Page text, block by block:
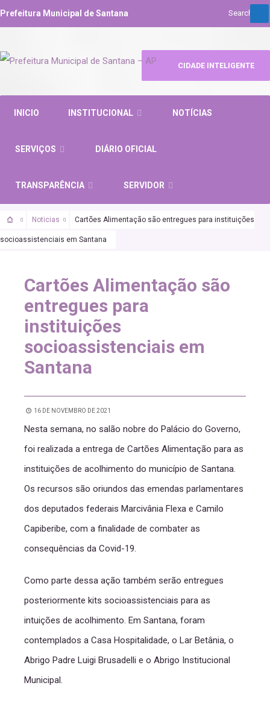
Prefeitura Municipal de Santana
INICIO INSTITUCIONAL NOTÍCIAS
SERVIÇOS DIÁRIO OFICIAL
TRANSPARÊNCIA SERVIDOR
CIDADE INTELIGENTE
Noticias Cartões Alimentação são entregues para instituições
socioassistenciais em Santana
Cartões Alimentação são
entregues para
instituições
socioassistenciais em
Santana
16 DE NOVEMBRO DE 2021
Nesta semana, no salão nobre do Palácio do Governo,
foi realizada a entrega de Cartões Alimentação para as
instituições de acolhimento do município de Santana.
Os recursos são oriundos das emendas parlamentares
dos deputados federais Marcivânia Flexa e Camilo
Capiberibe, com a finalidade de combater as
consequências da Covid-19.
Como parte dessa ação também serão entregues
posteriormente kits socioassistenciais para as
intuições de acolhimento. Em Santana, foram
contemplados a Casa Hospitalidade, o Lar Betânia, o
Abrigo Padre Luigi Brusadelli e o Abrigo Institucional
Municipal.